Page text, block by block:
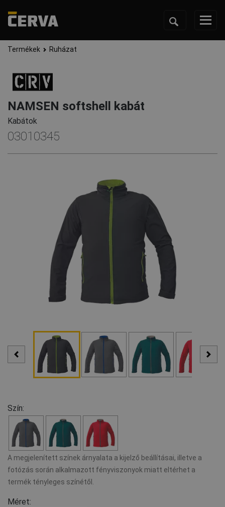
Termékek Ruházat
NAMSEN softshell kabát
Kabátok
03010345
Szín:
A megjelenített színek árnyalata a kijelző beállításai, illetve a
fotózás során alkalmazott fényviszonyok miatt eltérhet a
termék tényleges színétől.
Méret: